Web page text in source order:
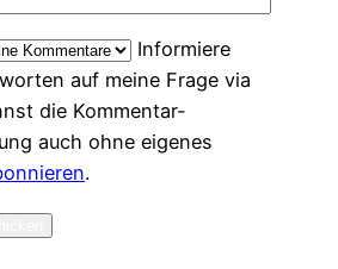
Informiere
auf meine Frage via
die Kommentar-
auch ohne eigenes
.